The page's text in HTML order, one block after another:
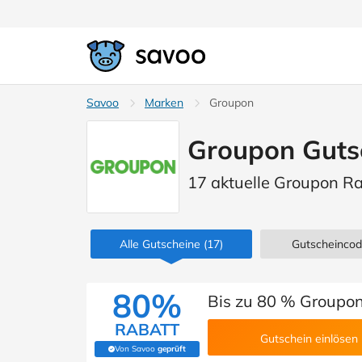
Savoo Marken Groupon
Groupon
17 aktuelle Groupon
Alle Gutscheine (17)
80%
RABATT
Von Savoo geprüft
(Von Savoo geprüft)
Bis zu 80 %
Gutschein einlösen